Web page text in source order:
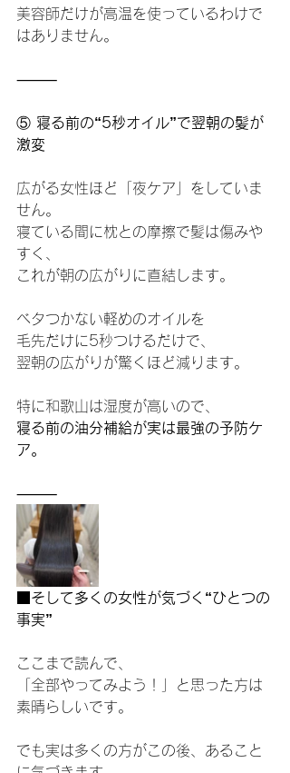
美容師だけが高温を使っているわけで
はありません。
⸻
⑤ 寝る前の“5秒オイル”で翌朝の髪が
激変
広がる女性ほど「夜ケア」をしていま
せん。
寝ている間に枕との摩擦で髪は傷みや
すく、
これが朝の広がりに直結します。
ベタつかない軽めのオイルを
毛先だけに5秒つけるだけで、
翌朝の広がりが驚くほど減ります。
特に和歌山は湿度が高いので、
寝る前の油分補給が実は最強の予防ケ
ア。
⸻
■そして多くの女性が気づく“ひとつの
事実”
ここまで読んで、
「全部やってみよう！」と思った方は
素晴らしいです。
でも実は多くの方がこの後、あること